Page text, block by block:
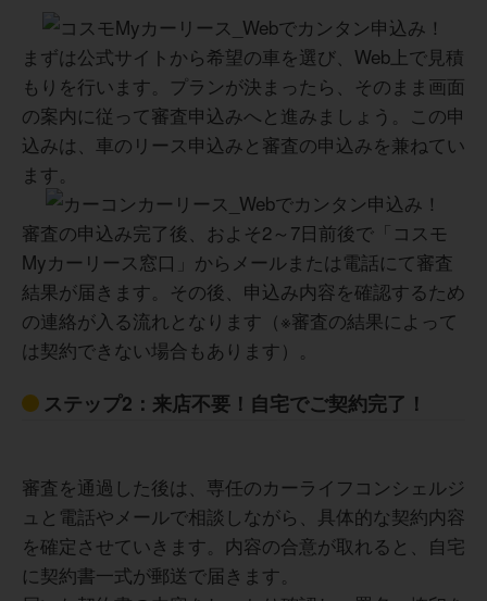
て、自分の貴重な時間を車の維持管理に奪われないという
のは、金銭以上の価値があると思います。
30代 女性
コスモMyカーリースは、ガソリン代の割引特典がある点が
大きな魅力です。日常的に車を使う方であれば、燃料費の
節約につながるためメリットを実感しやすいと思います。
また、近隣店舗で気軽に相談や点検ができるため、車に詳
しくない方でも安心して利用できます。
30代 男性
頭金0円で毎月一定額で新車に乗れて、かつ、税金や車検、
メンテナンス費用も含められているため、費用計画が明確
に立てられるため、安心して利用出来ます。また、ガソリ
ンも割安で給油出来るサービス付きなため、毎回数百円で
も安く給油が出来るところが良かった点です。
で精算なしのプランにしましたが、目先の月額料金の安さ
だけで選ぶと後で後悔するかもしれません。
また、すべてのコスモ石油でメンテナンスが受けられるわ
けではなく、指定された店舗へ行く必要があります。自宅
の近くや通勤圏内に「メンテナンス対応のSS」があるかど
うか、契約前に必ず確認しておくことが、このサービスを
使いこなすための重要なポイントです。
20代 女性
契約内容によって走行距離制限があるため、長距離移動が
多い人は事前確認が必要だと思いました。また、中途解約
車になるわけではないので、カスタムしたい人には向かな
いかもしれません。
かり確認した方が安心です。
40代 女性
まずは公式サイトから希望の車を選び、Web上で見積
もりを行います。プランが決まったら、そのまま画面
の案内に従って審査申込みへと進みましょう。この申
込みは、車のリース申込みと審査の申込みを兼ねてい
ます。
審査の申込み完了後、およそ2～7日前後で「コスモ
Myカーリース窓口」からメールまたは電話にて審査
結果が届きます。その後、申込み内容を確認するため
の連絡が入る流れとなります（※審査の結果によって
は契約できない場合もあります）。
ステップ2：来店不要！自宅でご契約完了！
審査を通過した後は、専任のカーライフコンシェルジ
ュと電話やメールで相談しながら、具体的な契約内容
を確定させていきます。内容の合意が取れると、自宅
に契約書一式が郵送で届きます。